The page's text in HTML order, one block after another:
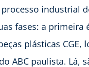
industrial
fases: a primeira
plásticas CGE,
ABC paulista. Lá,